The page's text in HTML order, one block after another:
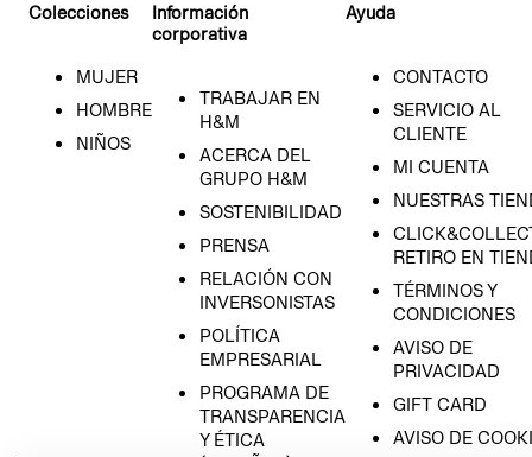
Colecciones
MUJER
HOMBRE
NIÑOS
Información
corporativa
TRABAJAR EN
H&M
ACERCA DEL
GRUPO H&M
SOSTENIBILIDAD
PRENSA
RELACIÓN CON
INVERSONISTAS
POLÍTICA
EMPRESARIAL
PROGRAMA DE
TRANSPARENCIA
Y ÉTICA
Ayuda
CONTACTO
SERVICIO AL
CLIENTE
MI CUENTA
NUESTRAS
RETIRO EN
TÉRMINOS Y
CONDICIONES
AVISO DE
PRIVACIDAD
GIFT CARD
AVISO DE